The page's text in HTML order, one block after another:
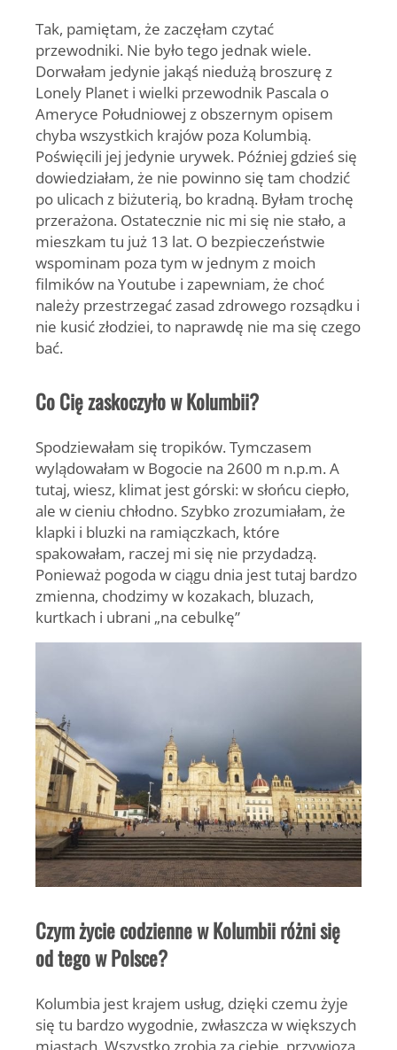
Tak, pamiętam, że zaczęłam czytać
przewodniki. Nie było tego jednak wiele.
Dorwałam jedynie jakąś niedużą broszurę z
Lonely Planet i wielki przewodnik Pascala o
Ameryce Południowej z obszernym opisem
chyba wszystkich krajów poza Kolumbią.
Poświęcili jej jedynie urywek. Później gdzieś się
dowiedziałam, że nie powinno się tam chodzić
po ulicach z biżuterią, bo kradną. Byłam trochę
przerażona. Ostatecznie nic mi się nie stało, a
mieszkam tu już 13 lat. O bezpieczeństwie
wspominam poza tym w jednym z moich
filmików na Youtube i zapewniam, że choć
należy przestrzegać zasad zdrowego rozsądku i
nie kusić złodziei, to naprawdę nie ma się czego
bać.
Co Cię zaskoczyło w Kolumbii?
Spodziewałam się tropików. Tymczasem
wylądowałam w Bogocie na 2600 m n.p.m. A
tutaj, wiesz, klimat jest górski: w słońcu ciepło,
ale w cieniu chłodno. Szybko zrozumiałam, że
klapki i bluzki na ramiączkach, które
spakowałam, raczej mi się nie przydadzą.
Ponieważ pogoda w ciągu dnia jest tutaj bardzo
zmienna, chodzimy w kozakach, bluzach,
kurtkach i ubrani „na cebulkę”
Czym życie codzienne w Kolumbii różni się
od tego w Polsce?
Kolumbia jest krajem usług, dzięki czemu żyje
się tu bardzo wygodnie, zwłaszcza w większych
miastach. Wszystko zrobią za ciebie, przywiozą